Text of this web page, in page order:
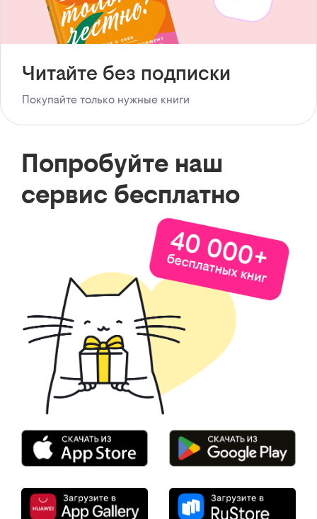
Читайте без подписки
Покупайте только нужные книги
Попробуйте наш
сервис бесплатно